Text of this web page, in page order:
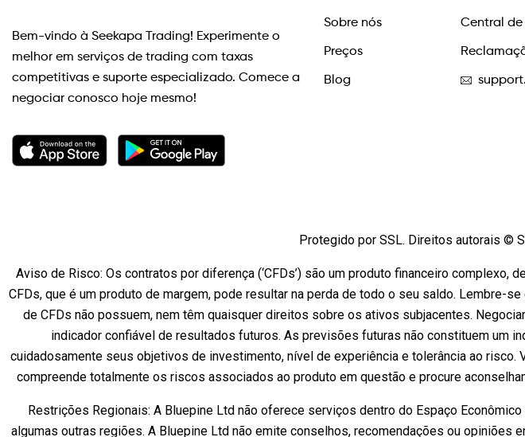
Bem-vindo à Seekapa Trading! Experimente o
melhor em serviços de trading com taxas
competitivas e suporte especializado. Comece a
negociar conosco hoje mesmo!
Sobre nós
Preços
Blog
Central
Protegido por SSL. Direitos autorais ©
Aviso de Risco: Os contratos por diferença (‘CFDs’) são um produto financeiro
CFDs, que é um produto de margem, pode resultar na perda de todo o seu saldo. Lembre-
de CFDs não possuem, nem têm quaisquer direitos sobre os ativos subjacentes.
indicador confiável de resultados futuros. As previsões futuras não constituem um
cuidadosamente seus objetivos de investimento, nível de experiência e tolerância ao
compreende totalmente os riscos associados ao produto em questão e procure
Restrições Regionais: A Bluepine Ltd não oferece serviços dentro do Espaço
algumas outras regiões. A Bluepine Ltd não emite conselhos, recomendações ou opiniões